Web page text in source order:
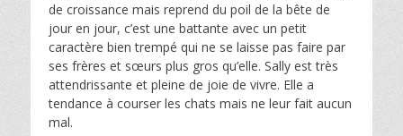
de croissance mais reprend du poil de la bête de
jour en jour, c’est une battante avec un petit
caractère bien trempé qui ne se laisse pas faire par
ses frères et sœurs plus gros qu’elle. Sally est très
attendrissante et pleine de joie de vivre. Elle a
tendance à courser les chats mais ne leur fait aucun
mal.